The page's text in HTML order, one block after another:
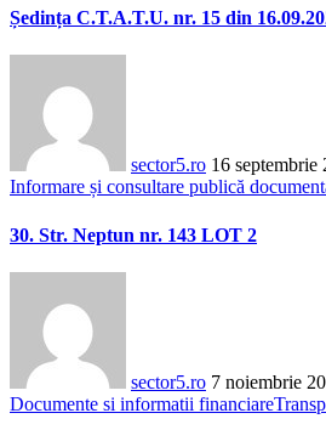
Ședința C.T.A.T.U. nr. 15 din
sector5.ro 16 septembrie
Informare și consultare publică
30. Str. Neptun nr. 143 LOT 2
sector5.ro 7 noiembrie
Documente si informatii financiare